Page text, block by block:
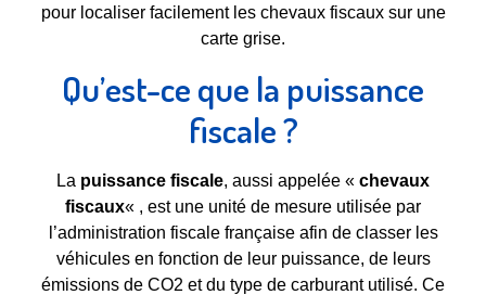
pour localiser facilement les chevaux fiscaux sur une
carte grise.
Qu’est-ce que la puissance
fiscale ?
La puissance fiscale, aussi appelée « chevaux
fiscaux« , est une unité de mesure utilisée par
l’administration fiscale française afin de classer les
véhicules en fonction de leur puissance, de leurs
émissions de CO2 et du type de carburant utilisé. Ce